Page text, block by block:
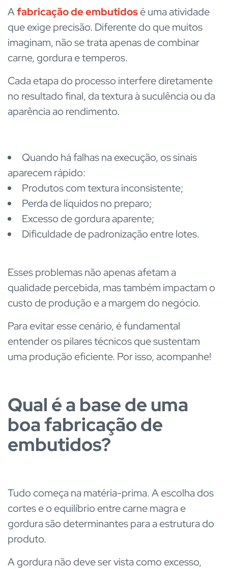
Afabricação de embutidosé uma atividade
que exige precisão. Diferente do que muitos
imaginam, não se trata apenas de combinar
carne, gordura e temperos.
Cada etapa do processo interfere diretamente
no resultado final, da textura à suculência ou da
aparência ao rendimento.
Quando há falhas na execução, os sinais
aparecem rápido:
Produtos com textura inconsistente;
Perda de líquidos no preparo;
Excesso de gordura aparente;
Dificuldade de padronização entre lotes.
Esses problemas não apenas afetam a
qualidade percebida, mas também impactam o
custo de produção e a margem do negócio.
Para evitar esse cenário, é fundamental
entender os pilares técnicos que sustentam
uma produção eficiente. Por isso, acompanhe!
Qual é a base de uma
boa fabricação de
embutidos?
Tudo começa na matéria-prima. A escolha dos
cortes e o equilíbrio entre carne magra e
gordura são determinantes para a estrutura do
produto.
A gordura não deve ser vista como excesso,